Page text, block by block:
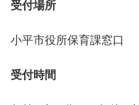
受付場所
小平市役所保育課窓口
受付時間